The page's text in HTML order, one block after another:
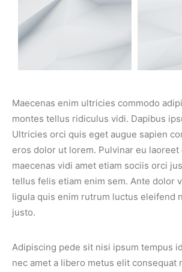
Maecenas enim ultricies commodo
montes tellus ridiculus vidi. Dapibus
Ultricies orci quis eget augue sapien
eros dolor ut lorem. Pulvinar eu laoreet
maecenas vidi amet etiam sociis orci
tellus felis etiam enim sem. Ante dolor
ligula quis enim rutrum luctus eleifend
justo.
Adipiscing pede sit nisi ipsum tempus
nec amet a libero metus elit consequat